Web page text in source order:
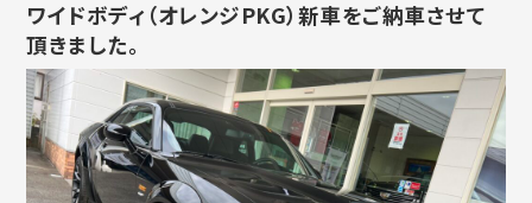
ワイドボディ（オレンジPKG）新車をご納車させて
頂きました。